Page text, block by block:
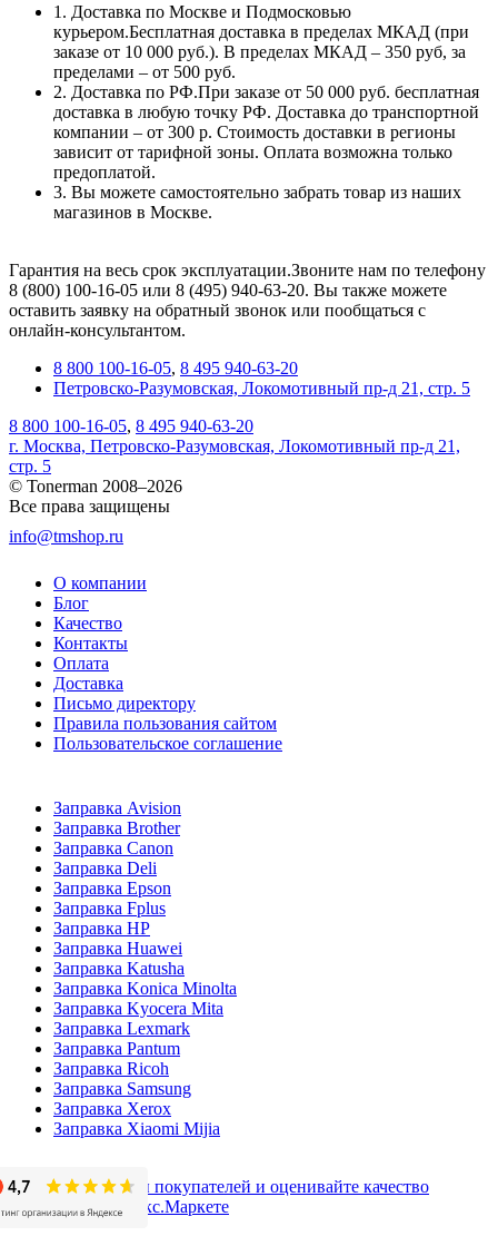
1. Доставка по Москве и Подмосковью
курьером.Бесплатная доставка в пределах МКАД (при
заказе от 10 000 руб.). В пределах МКАД – 350 руб, за
пределами – от 500 руб.
2. Доставка по РФ.При заказе от 50 000 руб. бесплатная
доставка в любую точку РФ. Доставка до транспортной
компании – от 300 р. Стоимость доставки в регионы
зависит от тарифной зоны. Оплата возможна только
предоплатой.
3. Вы можете самостоятельно забрать товар из наших
магазинов в Москве.
Гарантия на весь срок эксплуатации.Звоните нам по телефону
8 (800) 100-16-05 или 8 (495) 940-63-20. Вы также можете
оставить заявку на обратный звонок или пообщаться с
онлайн-консультантом.
8 800 100-16-05, 8 495 940-63-20
Петровско-Разумовская, Локомотивный пр-д 21, стр. 5
8 800 100-16-05, 8 495 940-63-20
г. Москва, Петровско-Разумовская, Локомотивный пр-д 21,
стр. 5
© Tonerman 2008–2026
Все права защищены
info@tmshop.ru
О компании
Блог
Качество
Контакты
Оплата
Доставка
Письмо директору
Правила пользования сайтом
Пользовательское соглашение
Заправка Avision
Заправка Brother
Заправка Canon
Заправка Deli
Заправка Epson
Заправка Fplus
Заправка HP
Заправка Huawei
Заправка Katusha
Заправка Konica Minolta
Заправка Kyocera Mita
Заправка Lexmark
Заправка Pantum
Заправка Ricoh
Заправка Samsung
Заправка Xerox
Заправка Xiaomi Mijia